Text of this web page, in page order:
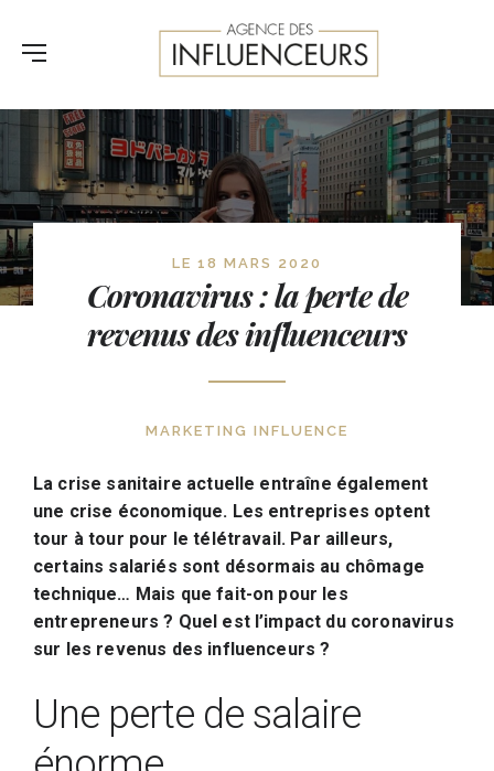
LE 18 MARS 2020
Coronavirus : la perte de
revenus des influenceurs
MARKETING INFLUENCE
La crise sanitaire actuelle entraîne également
une crise économique. Les entreprises optent
tour à tour pour le télétravail. Par ailleurs,
certains salariés sont désormais au chômage
technique… Mais que fait-on pour les
entrepreneurs ? Quel est l’impact du coronavirus
sur les revenus des influenceurs ?
Une perte de salaire